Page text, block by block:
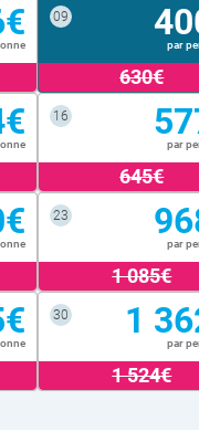
09
par
630€
16
par
645€
23
par
1 085€
30 1
par
1 524€